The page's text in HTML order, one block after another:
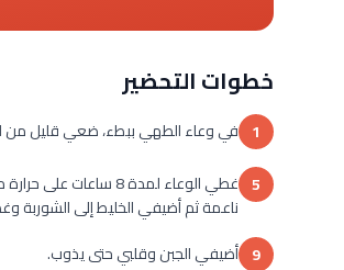
خطوات التحضير
1 في وعاء الطهي ببطء، ضعي قليل من الزيت
5
ناعمة ثم أضيفي الخليط إلى الشوربة وغطي الوعاء لمدة 15
9 أضيفي الجبن وقلبي حتى يذوب.